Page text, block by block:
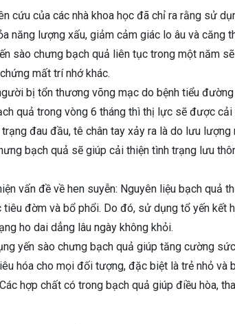
cứu của các nhà khoa học đã chỉ ra rằng sử
năng lượng xấu, giảm cảm giác lo âu và căng
sào chưng bạch quả liên tục trong một năm
mất trí nhớ khác.
bị tổn thương võng mạc do bệnh tiểu
quả trong vòng 6 tháng thì thị lực sẽ được cải
đau đầu, tê chân tay xảy ra là do lưu lượng
bạch quả sẽ giúp cải thiện tình trạng lưu
vấn đề về hen suyễn: Nguyên liệu bạch quả
đờm và bổ phổi. Do đó, sử dụng tổ yến kết
ho dai dẳng lâu ngày không khỏi.
yến sào chưng bạch quả giúp tăng cường
hóa cho mọi đối tượng, đặc biệt là trẻ nhỏ và
hợp chất có trong bạch quả giúp điều hòa,